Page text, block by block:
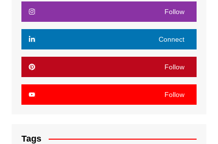
Follow
Connect
Follow
Follow
Tags